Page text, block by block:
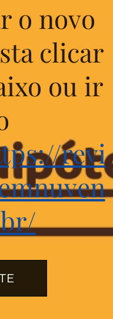
o novo
clicar
ou ir
revi